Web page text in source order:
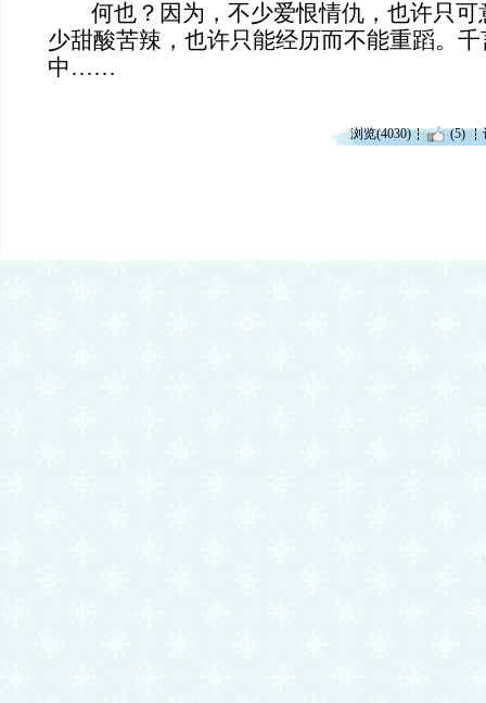
何也？因为，不少爱恨情仇，也许只可
少甜酸苦辣，也许只能经历而不能重蹈。
中……
浏览(4030) (5)